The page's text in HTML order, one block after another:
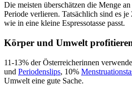
Die meisten überschätzen die Menge
Periode verlieren. Tatsächlich sind es
wie in eine kleine Espressotasse passt.
Körper und Umwelt
11-13% der Österreicherinnen
und Periodenslips, 10%
Umwelt eine gute Sache.